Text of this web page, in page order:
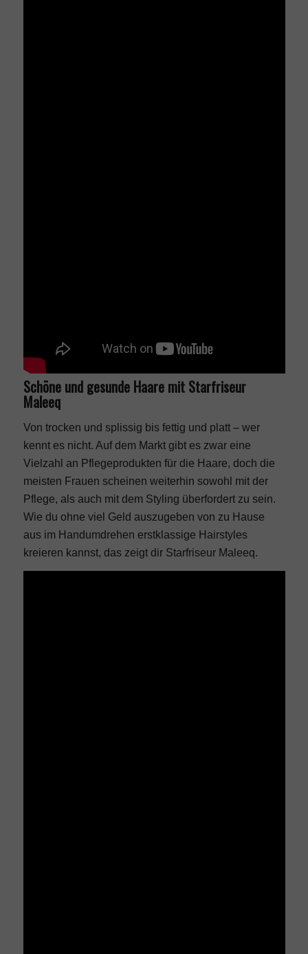
Schöne und gesunde Haare mit Starfriseur
Maleeq
Von trocken und splissig bis fettig und platt – wer
kennt es nicht. Auf dem Markt gibt es zwar eine
Vielzahl an Pflegeprodukten für die Haare, doch die
meisten Frauen scheinen weiterhin sowohl mit der
Pflege, als auch mit dem Styling überfordert zu sein.
Wie du ohne viel Geld auszugeben von zu Hause
aus im Handumdrehen erstklassige Hairstyles
kreieren kannst, das zeigt dir Starfriseur Maleeq.